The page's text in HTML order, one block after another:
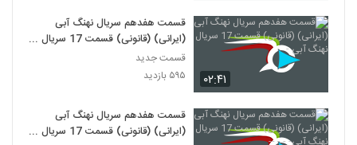
۰۲:۴۱
قسمت هفدهم سریال نهنگ آبی
(ایرانی) (قانونی) قسمت 17 سریال
نهنگ آبی -
قسمت جدید
۵۹۵ بازدید
قسمت هفدهم سریال نهنگ آبی
(ایرانی) (قانونی) قسمت 17 سریال